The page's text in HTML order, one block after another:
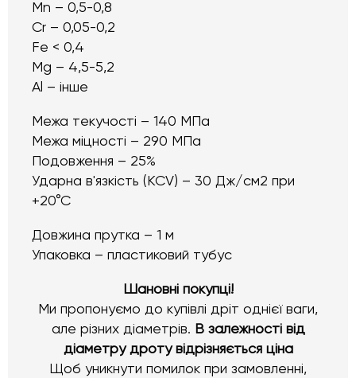
Mn – 0,5-0,8
Cr – 0,05-0,2
Fe < 0,4
Mg – 4,5-5,2
Al – інше
Межа текучості – 140 МПа
Межа міцності – 290 МПа
Подовження – 25%
Ударна в'язкість (KCV) – 30 Дж/см2 при
+20°С
Довжина прутка – 1 м
Упаковка – пластиковий тубус
Шановні покупці!
Ми пропонуємо до купівлі дріт однієї ваги,
але різних діаметрів. В залежності від
діаметру дроту відрізняється ціна
Щоб уникнути помилок при замовленні,